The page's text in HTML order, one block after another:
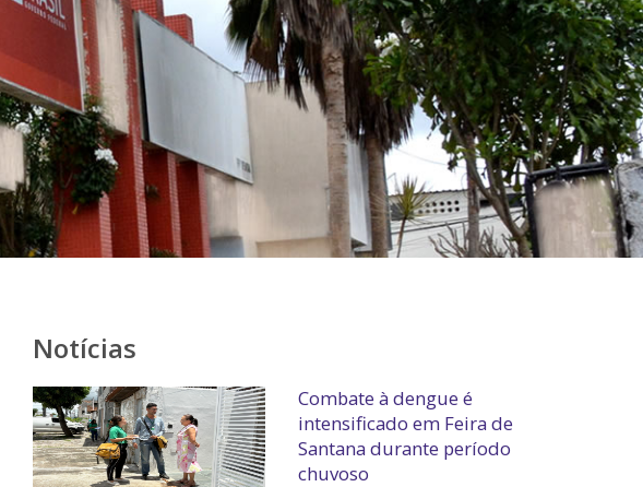
Notícias
Combate à dengue é
intensificado em Feira de
Santana durante período
chuvoso